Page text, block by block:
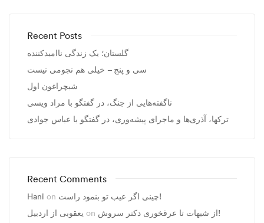
Recent Posts
گلستان؛ یک زندگی ناامیدکننده
سی و پنج – خیلی هم نجومی نیست
شبچراغون اول
ناگفته‌هایی از جنگ، در گفتگو با مراد ویسی
ترکها، آذری‌ها و ماجرای پیشه‌وری، در گفتگو با عباس جوادی
Recent Comments
Hani on
چینی اگر عیب تو بنمود راست!
یعقوبی از اردبیل on
از شبهات تا عرقخوری دکتر سروش!